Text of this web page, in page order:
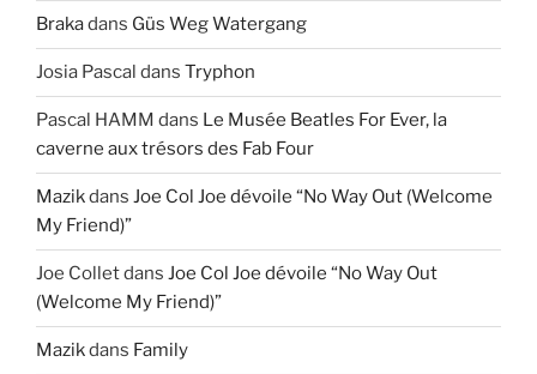
Brakadans Güs Weg Watergang
Josia Pascal dans Tryphon
Pascal HAMM dans Le Musée Beatles For Ever, la
caverne aux trésors des Fab Four
Mazikdans Joe Col Joe dévoile “No Way Out (Welcome
My Friend)”
Joe Colletdans Joe Col Joe dévoile “No Way Out
(Welcome My Friend)”
Mazikdans Family